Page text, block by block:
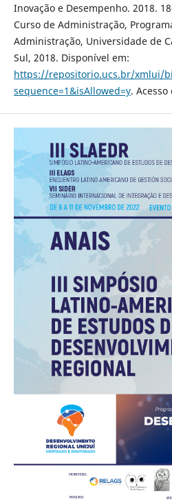
Inovação e Desempenho. 2018.
Curso de Administração,
Administração, Universidade de
Sul, 2018. Disponível em:
https://repositorio.ucs.br/xmlui/
sequence=1&isAllowed=y. Acesso